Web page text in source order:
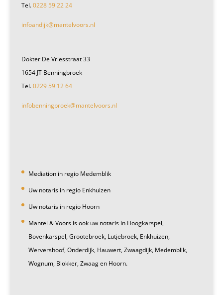
Tel.0228 59 22 24
infoandijk@mantelvoors.nl
Dokter De Vriesstraat 33
1654 JT Benningbroek
Tel.0229 59 12 64
infobenningbroek@mantelvoors.nl
Mediation in regio Medemblik
Uw notaris in regio Enkhuizen
Uw notaris in regio Hoorn
Mantel & Voors is ook uw notaris in Hoogkarspel,
Bovenkarspel, Grootebroek, Lutjebroek, Enkhuizen,
Wervershoof, Onderdijk, Hauwert, Zwaagdijk, Medemblik,
Wognum, Blokker, Zwaag en Hoorn.